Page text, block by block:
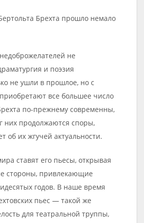
Брехта прошло немало
не
и поэзия
не ушли в прошлое, но с
все большее число
по-прежнему современны,
них продолжаются споры,
об их жгучей актуальности.
ставят его пьесы, открывая
стороны, привлекающие
годов. В наше время
пьес — такой же
для театральной труппы,